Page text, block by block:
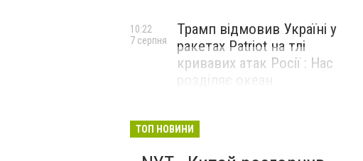
Трамп відмовив Україні у
ракетах Patriot на тлі
кривавих атак Росії : Нас
10:22
7 серпня
ТОП НОВИНИ